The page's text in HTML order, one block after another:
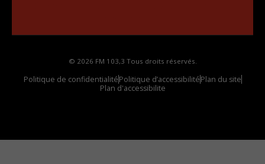
© 2026 FM 103,3 Tous droits réservés.
Politique de confidentialitéPolitique d’accessibilitéPlan du site
Plan d'accessibilite